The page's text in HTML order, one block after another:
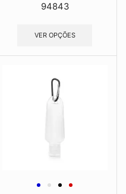
94843
VER OPÇÕES